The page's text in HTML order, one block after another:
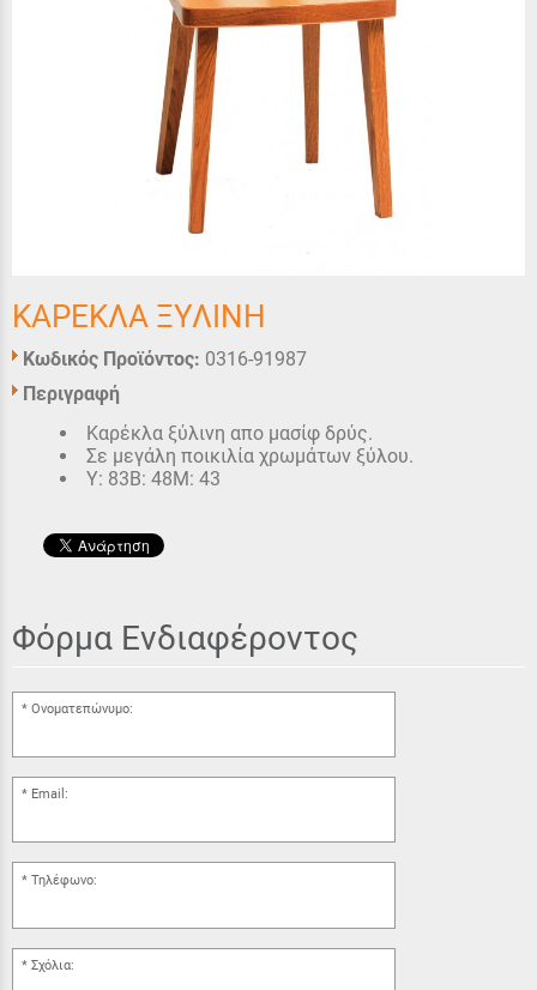
ΚΑΡΕΚΛΑ ΞΥΛΙΝΗ
Κωδικός Προϊόντος: 0316-91987
Περιγραφή
Καρέκλα ξύλινη απο μασίφ δρύς.
Σε μεγάλη ποικιλία χρωμάτων ξύλου.
Υ: 83Β: 48Μ: 43
Φόρμα Ενδιαφέροντος
Ονοματεπώνυμο:
Email:
Τηλέφωνο:
Σχόλια: